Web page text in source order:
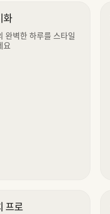
화
완벽한 하루를 스타일
요
프로